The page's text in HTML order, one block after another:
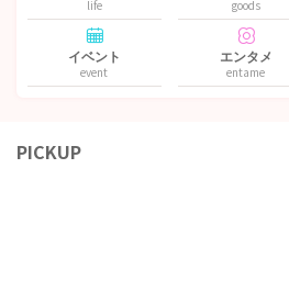
life goods
イベント
event
エンタメ
entame
PICKUP